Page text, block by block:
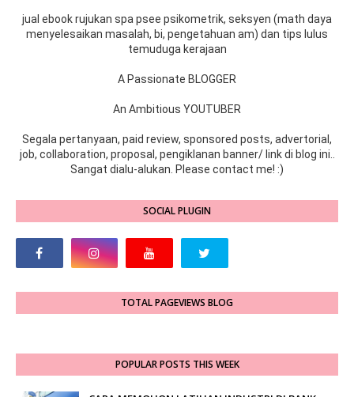
jual ebook rujukan spa psee psikometrik, seksyen (math daya
menyelesaikan masalah, bi, pengetahuan am) dan tips lulus
temuduga kerajaan
A Passionate BLOGGER
An Ambitious YOUTUBER
Segala pertanyaan, paid review, sponsored posts, advertorial,
job, collaboration, proposal, pengiklanan banner/ link di blog ini..
Sangat dialu-alukan. Please contact me! :)
SOCIAL PLUGIN
TOTAL PAGEVIEWS BLOG
POPULAR POSTS THIS WEEK